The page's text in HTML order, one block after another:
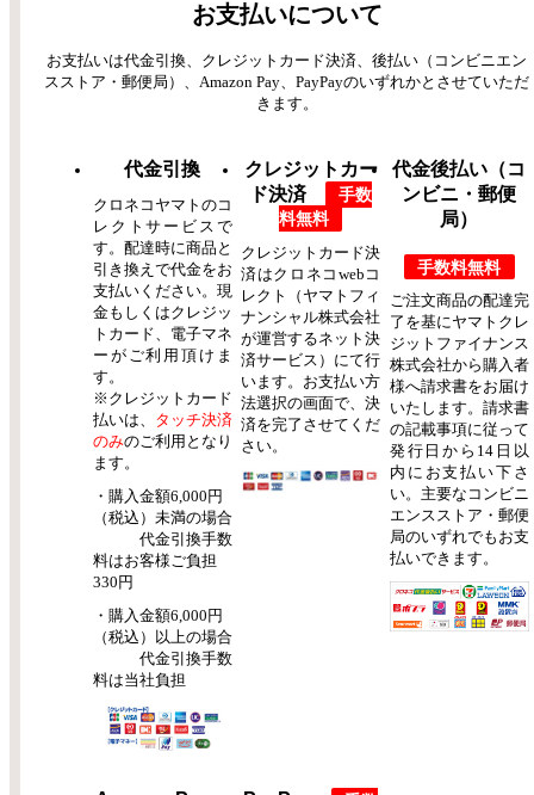
お支払いについて
お支払いは代金引換、クレジットカード決済、後払い（コンビニエン
スストア・郵便局）、Amazon Pay、PayPayのいずれかとさせていただ
きます。
代金引換
クロネコヤマトのコ
レクトサービスで
す。配達時に商品と
引き換えで代金をお
支払いください。現
金もしくはクレジッ
トカード、電子マネ
ーがご利用頂けま
す。
※クレジットカード
払いは、 タッチ決済
のみのご利用となり
ます。
・購入金額6,000円
（税込）未満の場合
代金引換手数
料はお客様ご負担
330円
・購入金額6,000円
（税込）以上の場合
代金引換手数
料は当社負担
クレジットカー
ド決済
手数
料無料
クレジットカード決
済はクロネコwebコ
レクト（ヤマトフィ
ナンシャル株式会社
が運営するネット決
済サービス）にて行
います。お支払い方
法選択の画面で、決
済を完了させてくだ
さい。
代金後払い（コ
ンビニ・郵便
局）
手数料無料
ご注文商品の配達完
了を基にヤマトクレ
ジットファイナンス
株式会社から購入者
様へ請求書をお届け
いたします。請求書
の記載事項に従って
発行日から14日以
内にお支払い下さ
い。主要なコンビニ
エンスストア・郵便
局のいずれでもお支
払いできます。